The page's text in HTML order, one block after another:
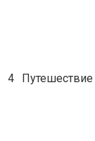
4 Путешествие